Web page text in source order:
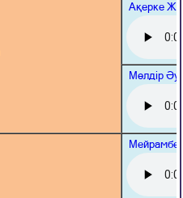
Ақерке
Мөлдір